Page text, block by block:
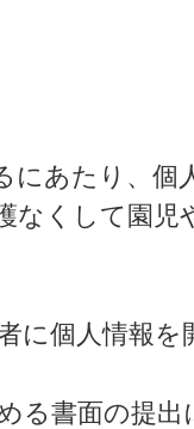
にあたり、個
なくして園児
に個人情報を
る書面の提